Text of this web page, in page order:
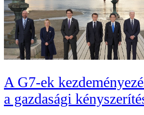
A G7-ek
a gazdasági